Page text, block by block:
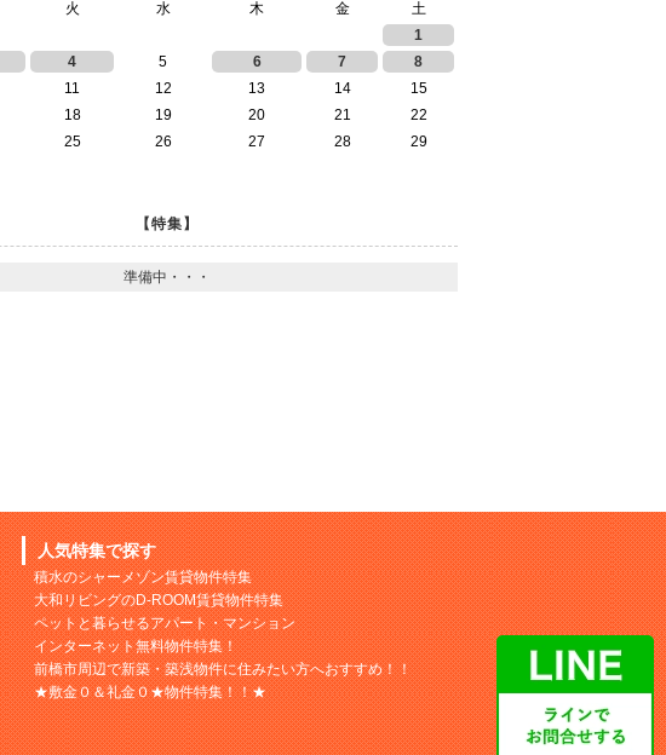
火 水 木 金
土
1
4 5 6 7
8
11 12 13 14
15
18 19 20 21
22
25 26 27 28
29
【特集】
準備中・・・
人気特集で探す
積水のシャーメゾン賃貸物件特集
大和リビングのD-ROOM賃貸物件特集
ペットと暮らせるアパート・マンション
インターネット無料物件特集！
前橋市周辺で新築・築浅物件に住みたい方へおすすめ！！
★敷金０＆礼金０★物件特集！！★